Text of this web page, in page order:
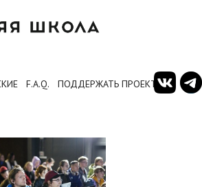
F.A.Q. ПОДДЕРЖАТЬ ПРОЕКТ